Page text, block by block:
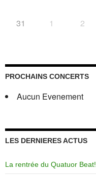
31 1 2
PROCHAINS CONCERTS
Aucun Evenement
LES DERNIERES ACTUS
La rentrée du Quatuor Beat!